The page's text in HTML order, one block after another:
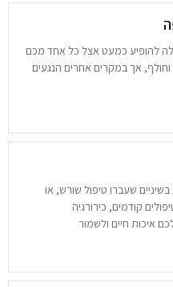
להופיע כמעט אצל כל אחד מכם
אך במקרים אחרים הנגעים
שעברו טיפול שורש, או
קודמים, כירורגיה
איכות חיים ולשמור